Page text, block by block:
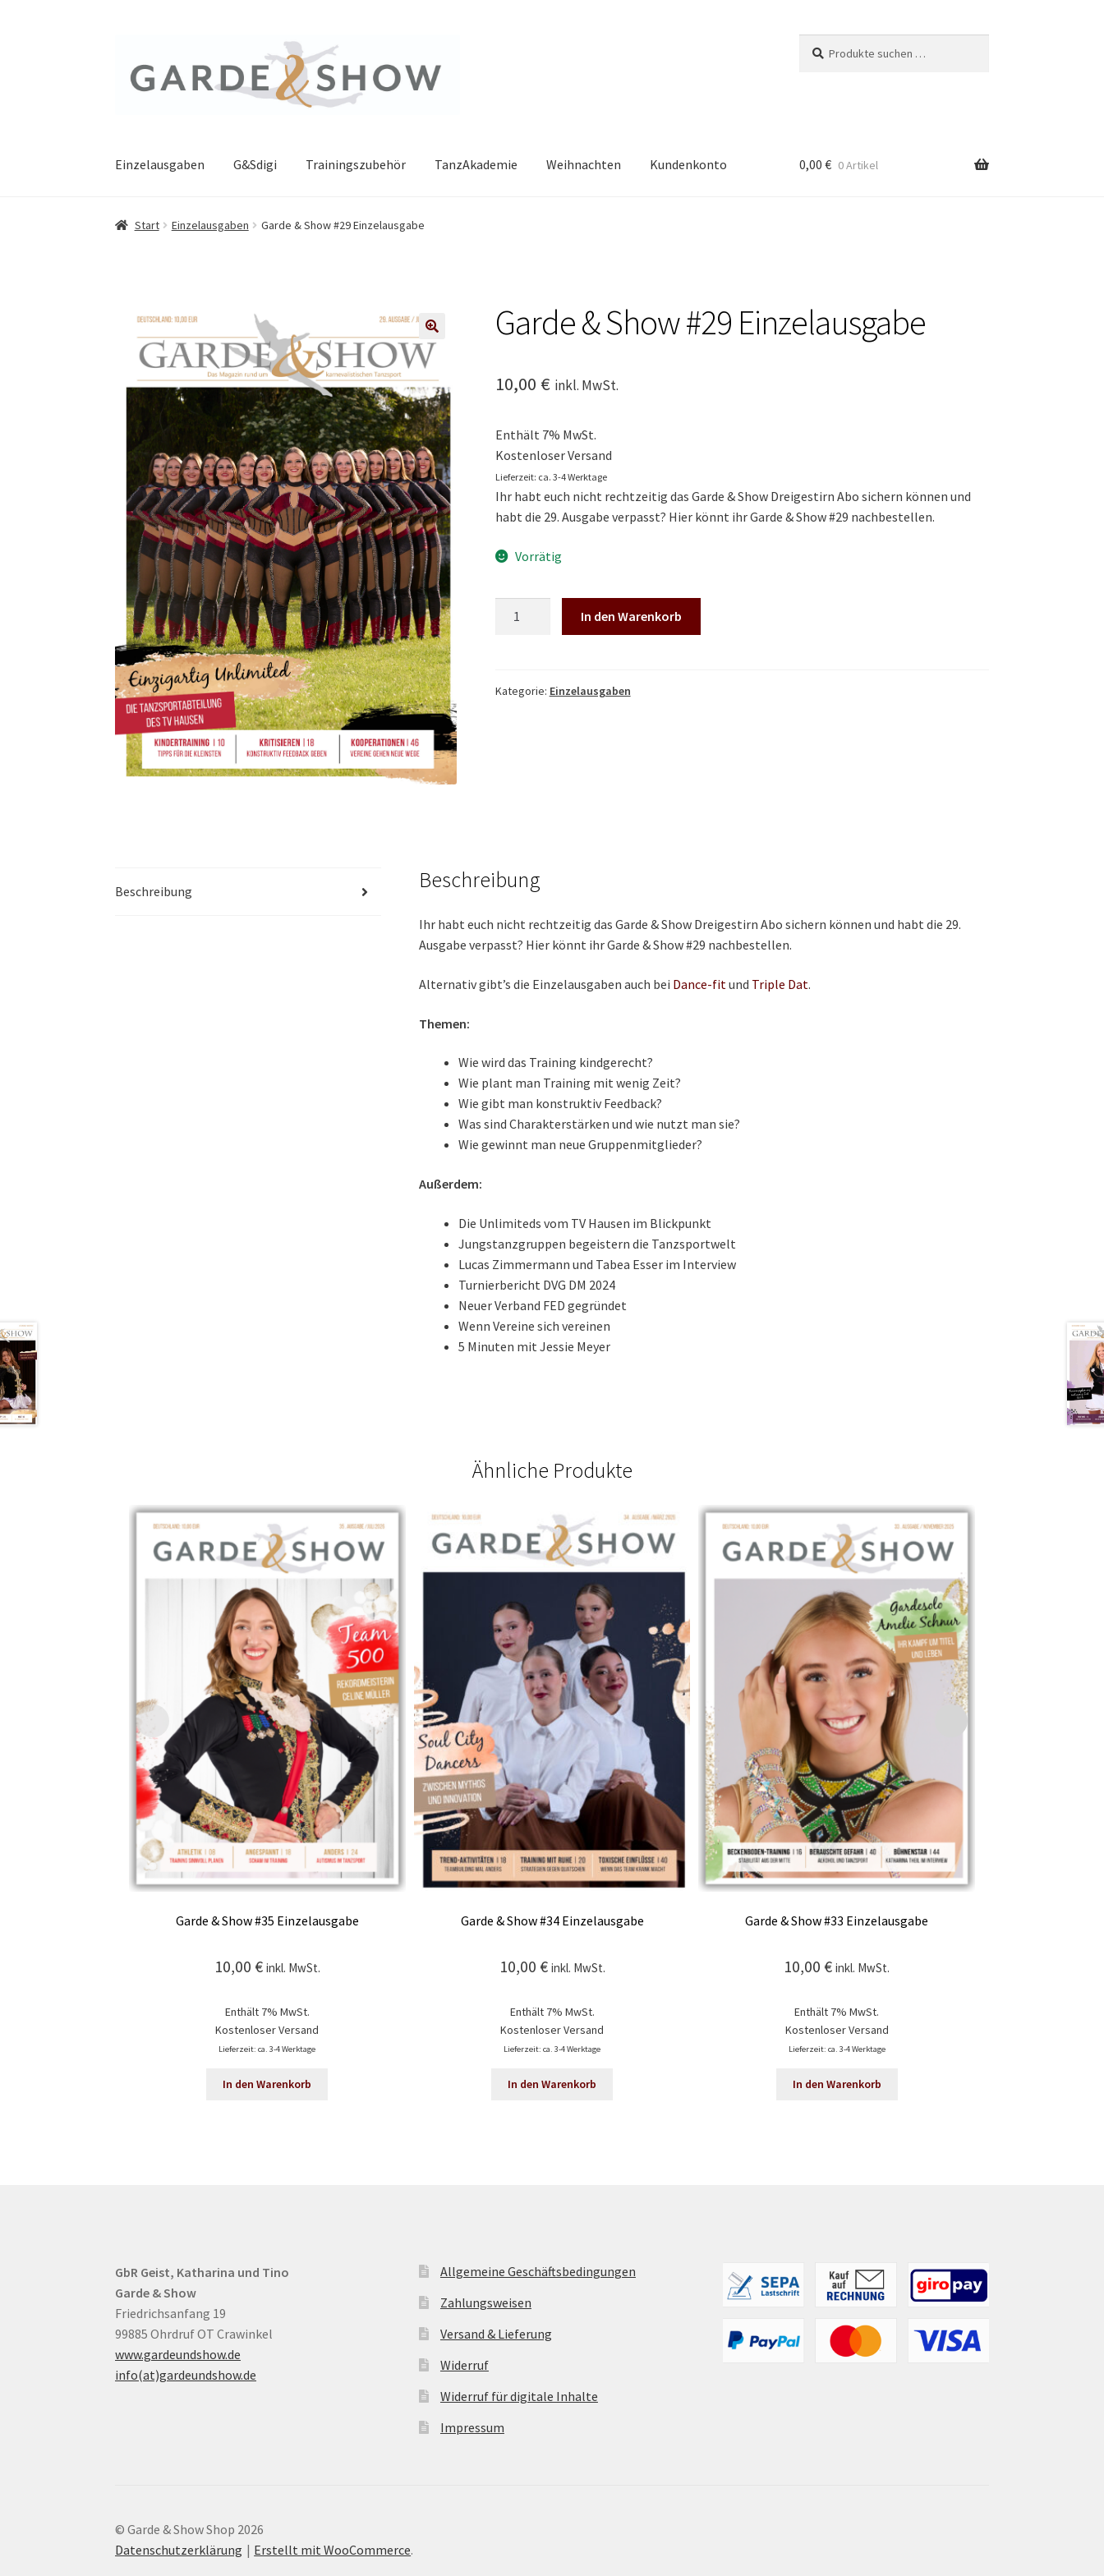
Navigation
springen
Inhalt
springen
nach:
Einzelausgaben G&Sdigi Trainingszubehör TanzAkademie Weihnachten Kundenkonto 0,00 € 0 Artikel
Start Einzelausgaben Garde & Show #29 Einzelausgabe
🔍
Garde & Show #29 Einzelausgabe
10,00 € inkl. MwSt.
Enthält 7% MwSt.
Kostenloser Versand
Lieferzeit: ca. 3-4 Werktage
Ihr habt euch nicht rechtzeitig das Garde & Show Dreigestirn Abo sichern können und
habt die 29. Ausgabe verpasst? Hier könnt ihr Garde & Show #29 nachbestellen.
Vorrätig
Einzelausgabe
In den Warenkorb
Kategorie: Einzelausgaben
Beschreibung Beschreibung
Ihr habt euch nicht rechtzeitig das Garde & Show Dreigestirn Abo sichern können und habt die 29.
Ausgabe verpasst? Hier könnt ihr Garde & Show #29 nachbestellen.
Alternativ gibt’s die Einzelausgaben auch bei Dance-fit und Triple Dat.
Themen:
Wie wird das Training kindgerecht?
Wie plant man Training mit wenig Zeit?
Wie gibt man konstruktiv Feedback?
Was sind Charakterstärken und wie nutzt man sie?
Wie gewinnt man neue Gruppenmitglieder?
Außerdem:
Die Unlimiteds vom TV Hausen im Blickpunkt
Jungstanzgruppen begeistern die Tanzsportwelt
Lucas Zimmermann und Tabea Esser im Interview
Turnierbericht DVG DM 2024
Neuer Verband FED gegründet
Wenn Vereine sich vereinen
5 Minuten mit Jessie Meyer
Ähnliche Produkte
Garde & Show #35 Einzelausgabe
10,00 € inkl. MwSt.
Enthält 7% MwSt.
Kostenloser Versand
Lieferzeit: ca. 3-4 Werktage
In den Warenkorb
Garde & Show #34 Einzelausgabe
10,00 € inkl. MwSt.
Enthält 7% MwSt.
Kostenloser Versand
Lieferzeit: ca. 3-4 Werktage
In den Warenkorb
Garde & Show #33 Einzelausgabe
10,00€ inkl. MwSt.
Enthält 7% MwSt.
Kostenloser Versand
Lieferzeit: ca. 3-4 Werktage
In den Warenkorb
GbR Geist, Katharina und Tino
Garde & Show
Friedrichsanfang 19
99885 Ohrdruf OT Crawinkel
www.gardeundshow.de
info(at)gardeundshow.de
Allgemeine Geschäftsbedingungen
Zahlungsweisen
Versand & Lieferung
Widerruf
Widerruf für digitale Inhalte
Impressum
© Garde & Show Shop 2026
Datenschutzerklärung
Erstellt mit WooCommerce.